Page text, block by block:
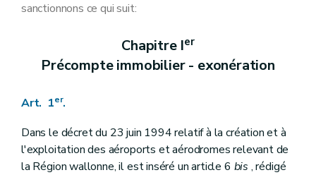
Art. 16
Dispositions diverses et finales
Art. 19
sanctionnons ce qui suit:
Chapitre Ier
Précompte immobilier - exonération
Art. 1er.
Dans le décret du 23 juin 1994 relatif à la création et à
l'exploitation des aéroports et aérodromes relevant de
la Région wallonne, il est inséré un article 6 bis , rédigé